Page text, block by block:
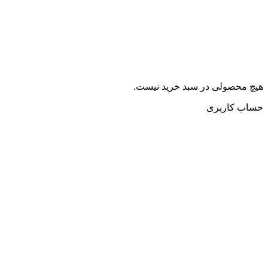
هیچ محصولی در سبد خرید نیست.
حساب کاربری